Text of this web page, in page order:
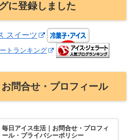
に登録しました
スイーツ
トランキング
問合せ・プロフィール
毎日アイス生活｜お問合せ・プロフィ
ール・プライバシーポリシー